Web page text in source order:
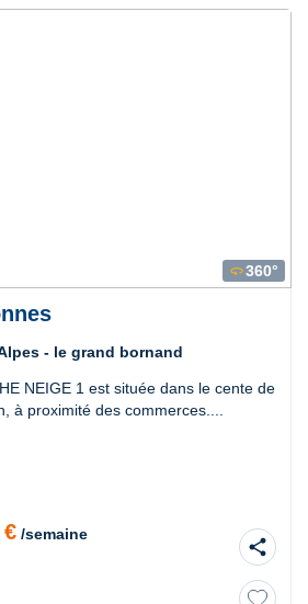
360360°
- le grand bornand
NEIGE 1 est située dans le cente de
à proximité des commerces....
€ /semaine
share